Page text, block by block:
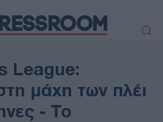
ΕΛΛΑΔΑ
ΑΜΥΝΑ
ΚΥΠΡΟΣ
League:
μάχη των πλέι
- Το